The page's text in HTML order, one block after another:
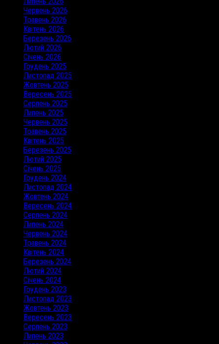
Червень 2026
Травень 2026
Квітень 2026
Березень 2026
Лютий 2026
Січень 2026
Грудень 2025
Листопад 2025
Жовтень 2025
Вересень 2025
Серпень 2025
Липень 2025
Червень 2025
Травень 2025
Квітень 2025
Березень 2025
Лютий 2025
Січень 2025
Грудень 2024
Листопад 2024
Жовтень 2024
Вересень 2024
Серпень 2024
Липень 2024
Червень 2024
Травень 2024
Квітень 2024
Березень 2024
Лютий 2024
Січень 2024
Грудень 2023
Листопад 2023
Жовтень 2023
Вересень 2023
Серпень 2023
Липень 2023